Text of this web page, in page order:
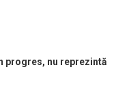
progres, nu reprezintă